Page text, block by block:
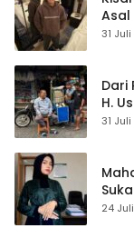
Asal
31
Dari
H.
31
24